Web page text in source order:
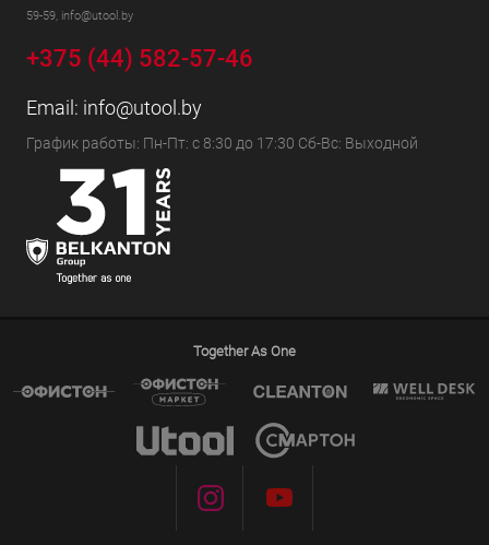
59-59, info@utool.by
+375 (44) 582-57-46
Email: info@utool.by
График работы: Пн-Пт: с 8:30 до 17:30 Сб-Вс: Выходной
Together As One